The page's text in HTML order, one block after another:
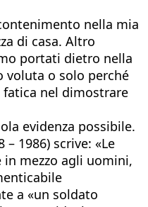
nella mia
di casa. Altro
portati dietro nella
voluta o solo perché
fatica nel dimostrare
evidenza possibile.
1986) scrive: «Le
mezzo agli uomini,
a «un soldato